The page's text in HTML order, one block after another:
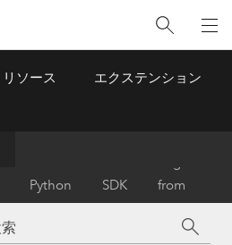
リソース エクステンション
Python SDK
from
ArcMap